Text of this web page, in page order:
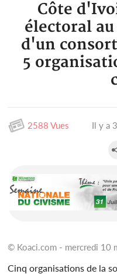
Côte
électoral
d'un
5
2588 Vues Il y a
© Koaci.com - mercredi 10
Cinq organisations de la